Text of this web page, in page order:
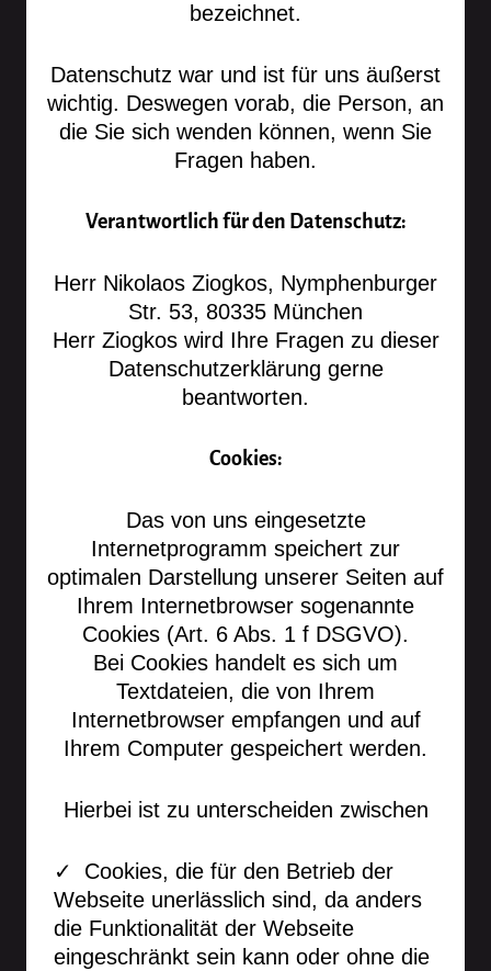
bezeichnet.
Datenschutz war und ist für uns äußerst
wichtig. Deswegen vorab, die Person, an
die Sie sich wenden können, wenn Sie
Fragen haben.
Verantwortlich für den Datenschutz:
Herr Nikolaos Ziogkos, Nymphenburger
Str. 53, 80335 München
Herr Ziogkos wird Ihre Fragen zu dieser
Datenschutzerklärung gerne
beantworten.
Cookies:
Das von uns eingesetzte
Internetprogramm speichert zur
optimalen Darstellung unserer Seiten auf
Ihrem Internetbrowser sogenannte
Cookies (Art. 6 Abs. 1 f DSGVO).
Bei Cookies handelt es sich um
Textdateien, die von Ihrem
Internetbrowser empfangen und auf
Ihrem Computer gespeichert werden.
Hierbei ist zu unterscheiden zwischen
Cookies, die für den Betrieb der
Webseite unerlässlich sind, da anders
die Funktionalität der Webseite
eingeschränkt sein kann oder ohne die